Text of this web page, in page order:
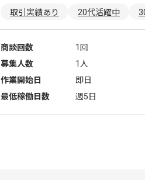
取引実績あり 20代活躍中
商談回数
1回
募集人数
1人
作業開始日
即日
最低稼働日数
週5日